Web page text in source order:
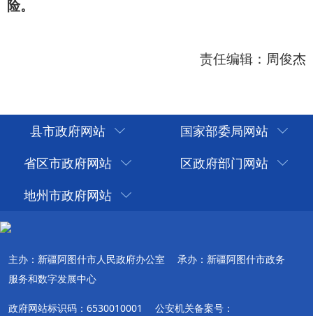
县市政府网站
国家部委局网站
省区市政府网站
区政府部门网站
地州市政府网站
主办：新疆阿图什市人民政府办公室
承办：新疆阿图什市政务
服务和数字发展中心
政府网站标识码：6530010001 公安机关备案号：